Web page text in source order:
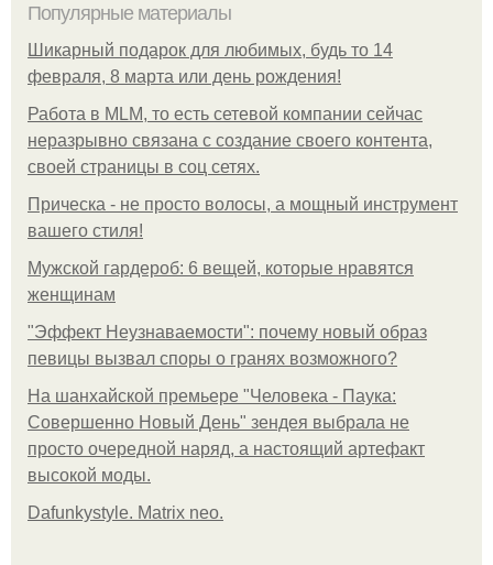
Популярные материалы
Шикарный подарок для любимых, будь то 14
февраля, 8 марта или день рождения!
Работа в MLM, то есть сетевой компании сейчас
неразрывно связана с создание своего контента,
своей страницы в соц сетях.
Прическа - не просто волосы, а мощный инструмент
вашего стиля!
Мужской гардероб: 6 вещей, которые нравятся
женщинам
"Эффект Неузнаваемости": почему новый образ
певицы вызвал споры о гранях возможного?
На шанхайской премьере "Человека - Паука:
Совершенно Новый День" зендея выбрала не
просто очередной наряд, а настоящий артефакт
высокой моды.
Dafunkystyle. Matrix neo.